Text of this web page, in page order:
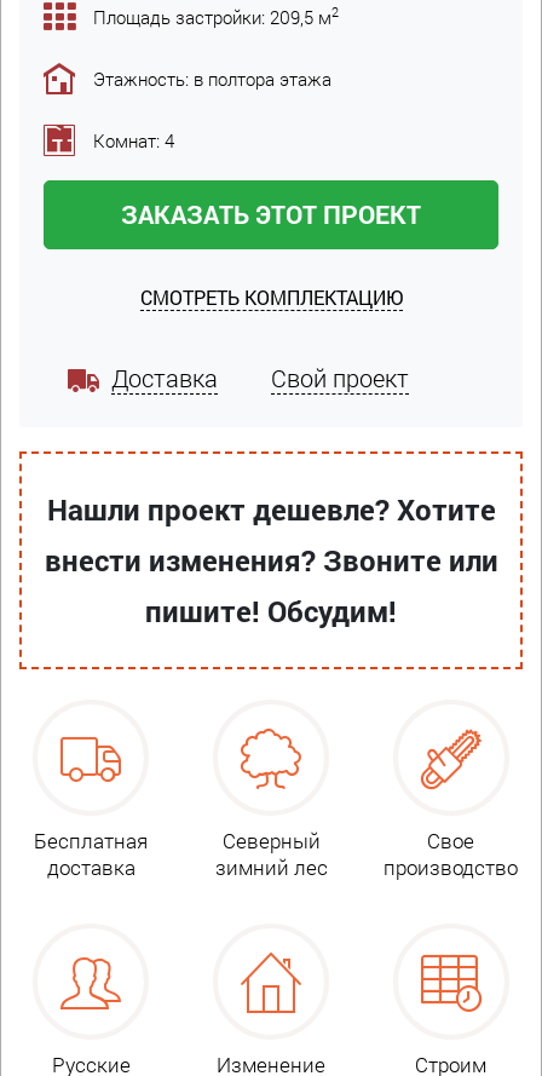
Площадь застройки: 209,5 м2
Этажность: в полтора этажа
Комнат: 4
ЗАКАЗАТЬ ЭТОТ ПРОЕКТ
СМОТРЕТЬ КОМПЛЕКТАЦИЮ
Доставка Свой проект
Нашли проект дешевле? Хотите
внести изменения? Звоните или
пишите! Обсудим!
Бесплатная
доставка
Северный
зимний лес
Свое
производство
Русские
Изменение
Строим